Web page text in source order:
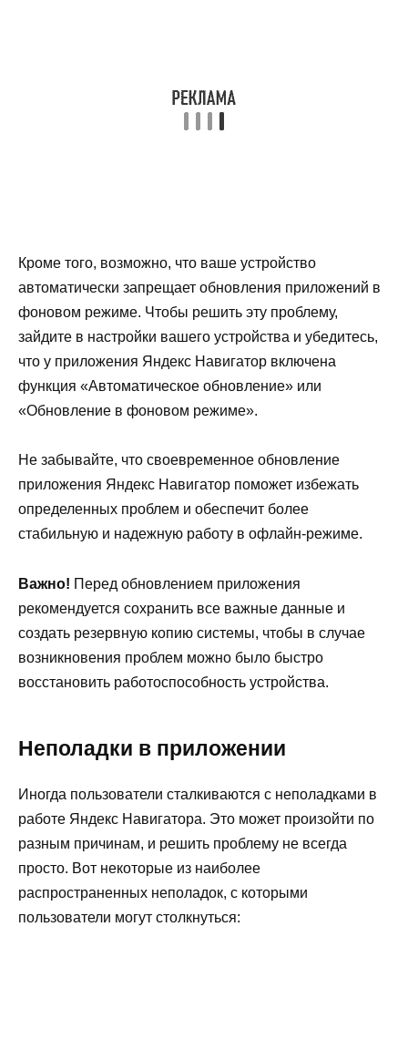
Кроме того, возможно, что ваше устройство
автоматически запрещает обновления приложений в
фоновом режиме. Чтобы решить эту проблему,
зайдите в настройки вашего устройства и убедитесь,
что у приложения Яндекс Навигатор включена
функция «Автоматическое обновление» или
«Обновление в фоновом режиме».
Не забывайте, что своевременное обновление
приложения Яндекс Навигатор поможет избежать
определенных проблем и обеспечит более
стабильную и надежную работу в офлайн-режиме.
Важно! Перед обновлением приложения
рекомендуется сохранить все важные данные и
создать резервную копию системы, чтобы в случае
возникновения проблем можно было быстро
восстановить работоспособность устройства.
Неполадки в приложении
Иногда пользователи сталкиваются с неполадками в
работе Яндекс Навигатора. Это может произойти по
разным причинам, и решить проблему не всегда
просто. Вот некоторые из наиболее
распространенных неполадок, с которыми
пользователи могут столкнуться: